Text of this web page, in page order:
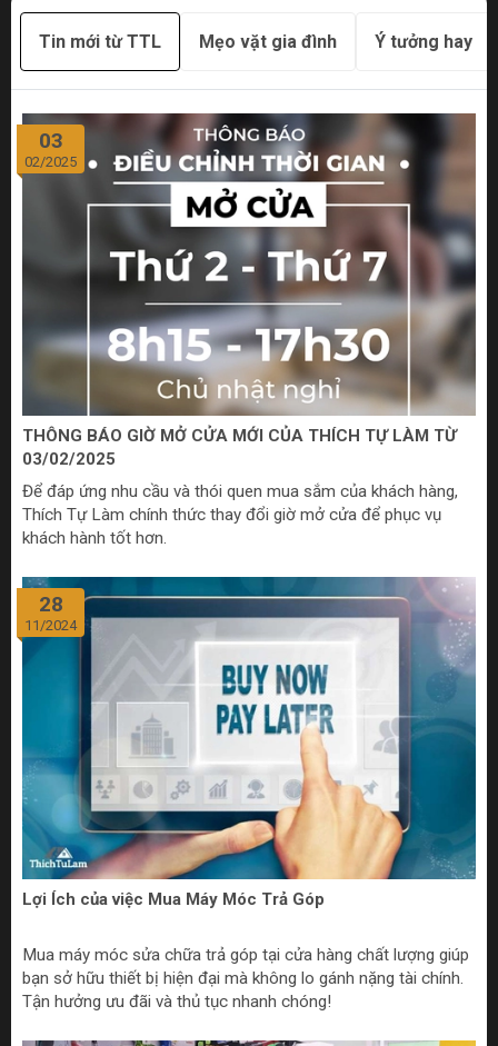
Tin mới từ TTL Mẹo vặt gia đình Ý tưởng hay
03
02/2025
THÔNG BÁO GIỜ MỞ CỬA MỚI CỦA THÍCH TỰ LÀM TỪ
03/02/2025
Để đáp ứng nhu cầu và thói quen mua sắm của khách hàng,
Thích Tự Làm chính thức thay đổi giờ mở cửa để phục vụ
khách hành tốt hơn.
28
11/2024
Lợi Ích của việc Mua Máy Móc Trả Góp
Mua máy móc sửa chữa trả góp tại cửa hàng chất lượng giúp
bạn sở hữu thiết bị hiện đại mà không lo gánh nặng tài chính.
Tận hưởng ưu đãi và thủ tục nhanh chóng!